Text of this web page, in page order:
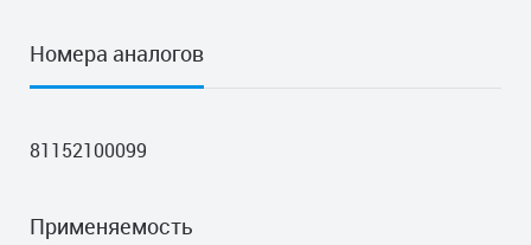
Номера аналогов
81152100099
Применяемость